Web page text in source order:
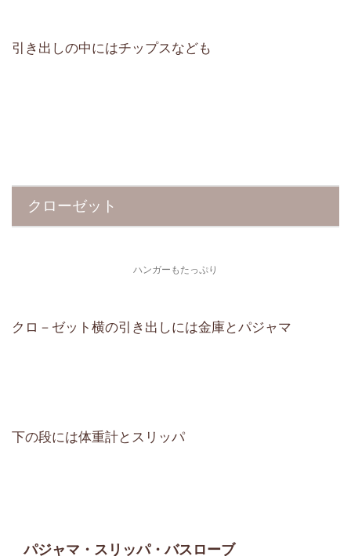
引き出しの中にはチップスなども
クローゼット
ハンガーもたっぷり
クロ－ゼット横の引き出しには金庫とパジャマ
下の段には体重計とスリッパ
パジャマ・スリッパ・バスローブ